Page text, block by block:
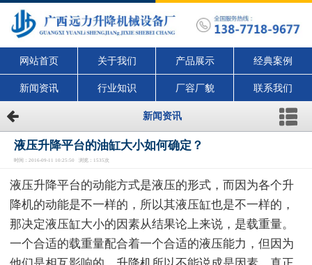
网站首页 关于我们 产品展示 经典案例
新闻资讯 行业知识 厂容厂貌 联系我们
新闻资讯
液压升降平台的油缸大小如何确定？
时间：2016-09-11 10:25:50 浏览：1535次
液压升降平台的动能方式是液压的形式，而因为各个升
降机的动能是不一样的，所以其液压缸也是不一样的，
那决定液压缸大小的因素从结果论上来说，是载重量。
一个合适的载重量配合着一个合适的液压能力，但因为